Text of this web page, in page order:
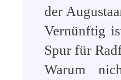
der
Vernünftig
Spur für
Warum